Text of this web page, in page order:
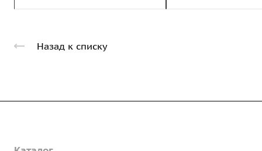
Назад к списку